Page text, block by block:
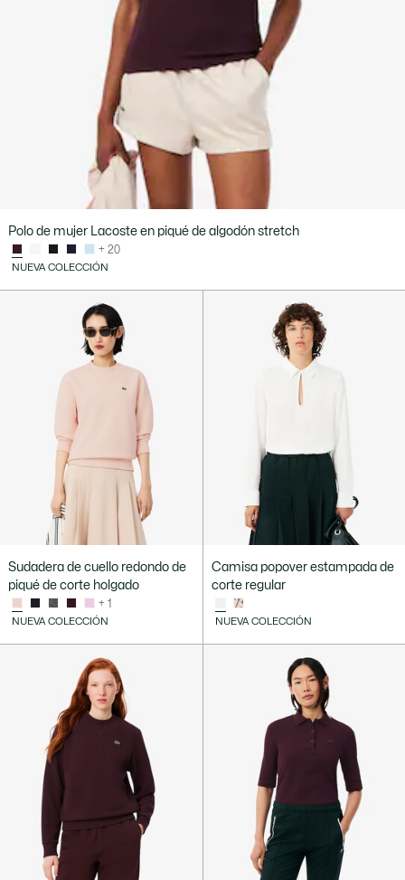
Polo de mujer Lacoste en piqué de algodón stretch
+ 20
NUEVA COLECCIÓN
Sudadera de cuello redondo de
piqué de corte holgado
+ 1
NUEVA COLECCIÓN
Camisa popover estampada de
corte regular
NUEVA COLECCIÓN